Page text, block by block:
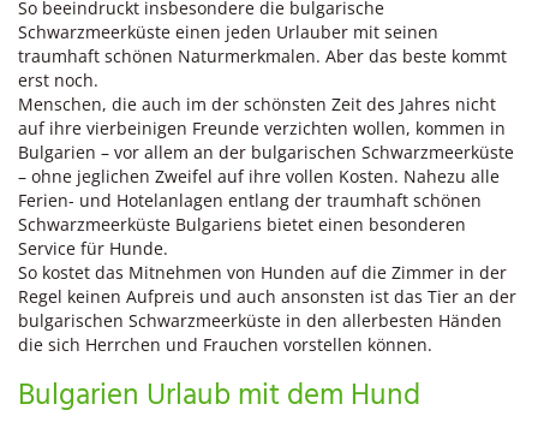
So beeindruckt insbesondere die bulgarische
Schwarzmeerküste einen jeden Urlauber mit seinen
traumhaft schönen Naturmerkmalen. Aber das beste kommt
erst noch.
Menschen, die auch im der schönsten Zeit des Jahres nicht
auf ihre vierbeinigen Freunde verzichten wollen, kommen in
Bulgarien – vor allem an der bulgarischen Schwarzmeerküste
– ohne jeglichen Zweifel auf ihre vollen Kosten. Nahezu alle
Ferien- und Hotelanlagen entlang der traumhaft schönen
Schwarzmeerküste Bulgariens bietet einen besonderen
Service für Hunde.
So kostet das Mitnehmen von Hunden auf die Zimmer in der
Regel keinen Aufpreis und auch ansonsten ist das Tier an der
bulgarischen Schwarzmeerküste in den allerbesten Händen
die sich Herrchen und Frauchen vorstellen können.
Bulgarien Urlaub mit dem Hund